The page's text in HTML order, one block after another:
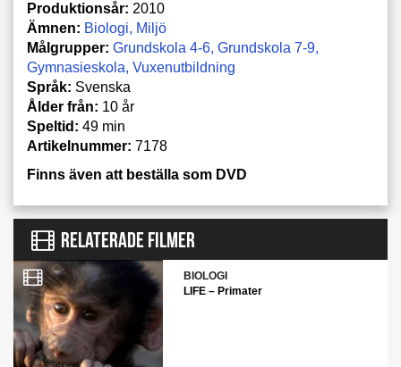
Produktionsår: 2010
Ämnen: Biologi
Miljö
Målgrupper: Grundskola 4-6 Grundskola 7-9
Gymnasieskola Vuxenutbildning
Språk: Svenska
Ålder från: 10 år
Speltid: 49 min
Artikelnummer: 7178
Finns även att beställa som DVD
RELATERADE FILMER
BIOLOGI
LIFE – Primater